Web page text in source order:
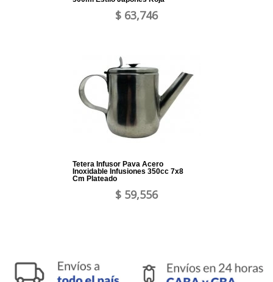
$ 63,746
Tetera Infusor Pava Acero
Inoxidable Infusiones 350cc 7x8
Cm Plateado
$ 59,556